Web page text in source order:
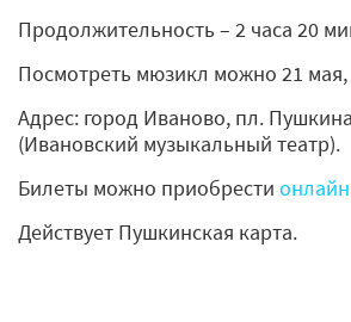
Продолжительность – 2 часа 20
Посмотреть мюзикл можно 21 мая,
Адрес: город Иваново, пл.
(Ивановский музыкальный театр).
Билеты можно приобрести онлайн
Действует Пушкинская карта.